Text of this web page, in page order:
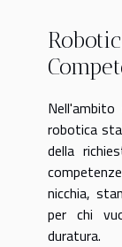
robotica
della
nicchia,
per chi
duratura.